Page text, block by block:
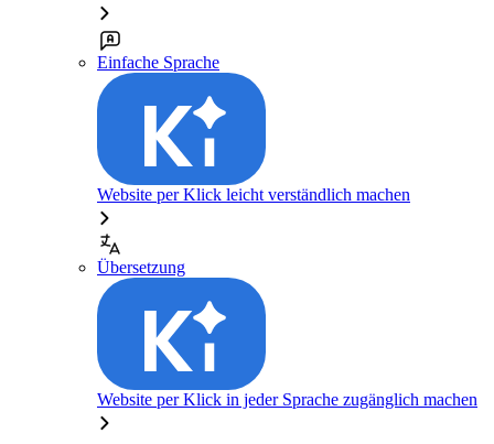
Einfache Sprache
Website per Klick leicht verständlich machen
Übersetzung
Website per Klick in jeder Sprache zugänglich machen